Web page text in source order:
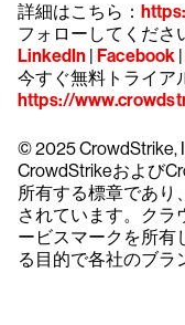
詳細はこちら：
フォローしてくださ
LinkedIn |Facebook
今すぐ無料トライア
https://
© 2025 CrowdStrike,
CrowdStrikeおよび
所有する標章であり
されています。クラ
ービスマークを所有
る目的で各社のブラ